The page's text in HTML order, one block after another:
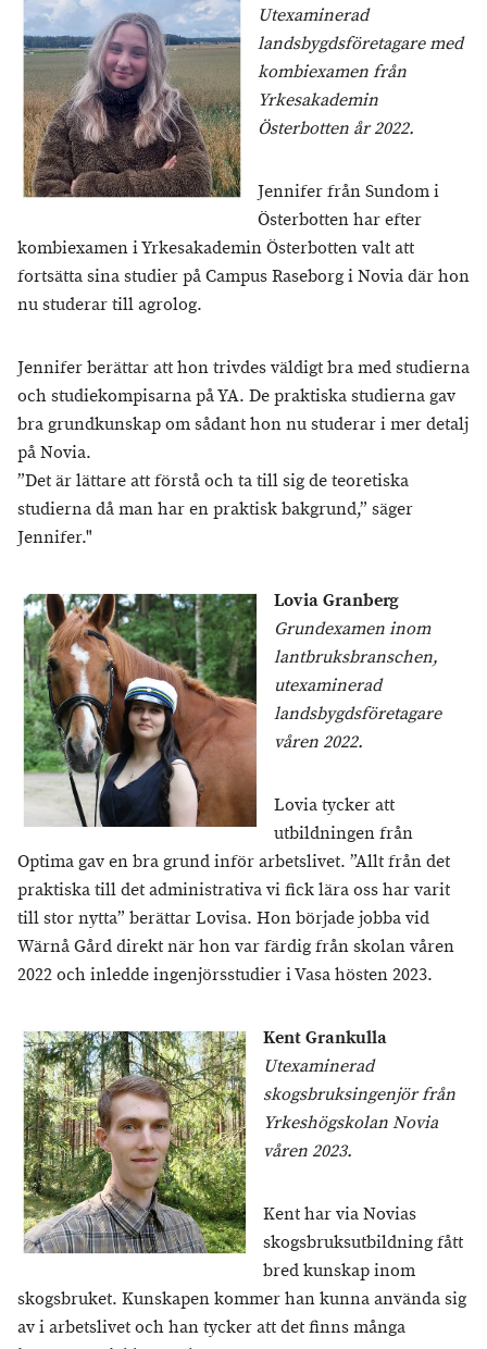
Utexaminerad
landsbygdsföretagare med
kombiexamen från
Yrkesakademin
Österbotten år 2022.
Jennifer från Sundom i
Österbotten har efter
kombiexamen i Yrkesakademin Österbotten valt att
fortsätta sina studier på Campus Raseborg i Novia där hon
nu studerar till agrolog.
Jennifer berättar att hon trivdes väldigt bra med studierna
och studiekompisarna på YA. De praktiska studierna gav
bra grundkunskap om sådant hon nu studerar i mer detalj
på Novia.
”Det är lättare att förstå och ta till sig de teoretiska
studierna då man har en praktisk bakgrund,” säger
Jennifer."
Lovia Granberg
Grundexamen inom
lantbruksbranschen,
utexaminerad
landsbygdsföretagare
våren 2022.
Lovia tycker att
utbildningen från
Optima gav en bra grund inför arbetslivet. ”Allt från det
praktiska till det administrativa vi fick lära oss har varit
till stor nytta” berättar Lovisa. Hon började jobba vid
Wärnå Gård direkt när hon var färdig från skolan våren
2022 och inledde ingenjörsstudier i Vasa hösten 2023.
Kent Grankulla
Utexaminerad
skogsbruksingenjör från
Yrkeshögskolan Novia
våren 2023.
Kent har via Novias
skogsbruksutbildning fått
bred kunskap inom
skogsbruket. Kunskapen kommer han kunna använda sig
av i arbetslivet och han tycker att det finns många